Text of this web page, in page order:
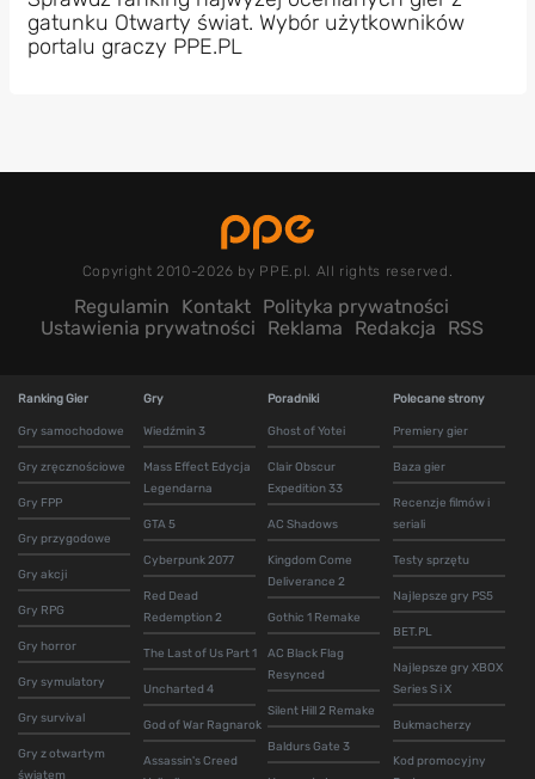
gatunku Otwarty świat. Wybór użytkowników
portalu graczy PPE.PL
Copyright 2010-2026 by PPE.pl. All rights reserved.
Regulamin Kontakt Polityka prywatności
Ustawienia prywatności
Reklama Redakcja RSS
Ranking Gier
Gry samochodowe
Gry zręcznościowe
Gry FPP
Gry przygodowe
Gry akcji
Gry RPG
Gry horror
Gry symulatory
Gry survival
Gry z otwartym
światem
Gry
Wiedźmin 3
Mass Effect Edycja
Legendarna
GTA 5
Cyberpunk 2077
Red Dead
Redemption 2
The Last of Us Part 1
Uncharted 4
God of War Ragnarok
Assassin's Creed
Poradniki
Ghost of Yotei
Clair Obscur
Expedition 33
AC Shadows
Kingdom Come
Deliverance 2
Gothic 1 Remake
AC Black Flag
Resynced
Silent Hill 2 Remake
Baldurs Gate 3
Polecane strony
Premiery gier
Baza gier
Recenzje filmów i
seriali
Testy sprzętu
Najlepsze gry PS5
BET.PL
Najlepsze gry XBOX
Series S i X
Bukmacherzy
Kod promocyjny